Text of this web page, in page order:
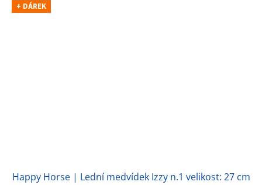
+ DÁREK
Happy Horse | Lední medvídek Izzy n.1 velikost: 27 cm